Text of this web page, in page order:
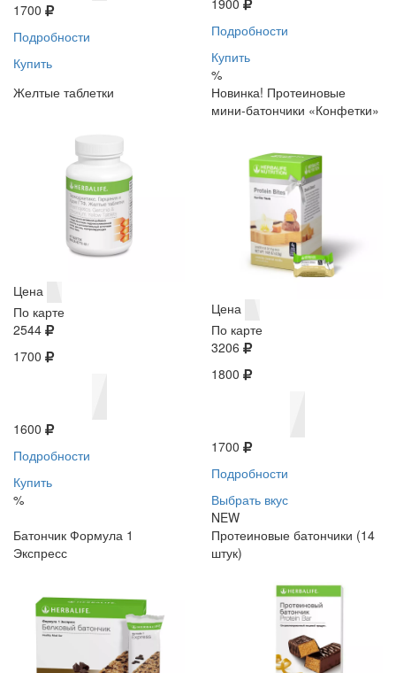
1700
Подробности
Купить
Подробности
Купить
%
Желтые таблетки
Цена
По карте
2544
1700
1600
Подробности
Купить
%
Новинка! Протеиновые
мини-батончики «Конфетки»
Цена
По карте
3206
1800
1700
Подробности
Выбрать вкус
NEW
Батончик Формула 1
Экспресс
Протеиновые батончики (14
штук)